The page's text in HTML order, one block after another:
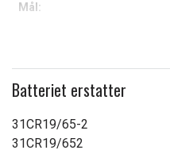
Mål:
Batteriet erstatter
31CR19/65-2
31CR19/652